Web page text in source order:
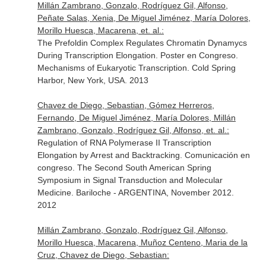
Millán Zambrano, Gonzalo, Rodríguez Gil, Alfonso,
Peñate Salas, Xenia, De Miguel Jiménez, María Dolores,
Morillo Huesca, Macarena, et. al.:
The Prefoldin Complex Regulates Chromatin Dynamycs
During Transcription Elongation. Poster en Congreso.
Mechanisms of Eukaryotic Transcription. Cold Spring
Harbor, New York, USA. 2013
Chavez de Diego, Sebastian, Gómez Herreros,
Fernando, De Miguel Jiménez, María Dolores, Millán
Zambrano, Gonzalo, Rodríguez Gil, Alfonso, et. al.:
Regulation of RNA Polymerase II Transcription
Elongation by Arrest and Backtracking. Comunicación en
congreso. The Second South American Spring
Symposium in Signal Transduction and Molecular
Medicine. Bariloche - ARGENTINA, November 2012.
2012
Millán Zambrano, Gonzalo, Rodríguez Gil, Alfonso,
Morillo Huesca, Macarena, Muñoz Centeno, Maria de la
Cruz, Chavez de Diego, Sebastian: